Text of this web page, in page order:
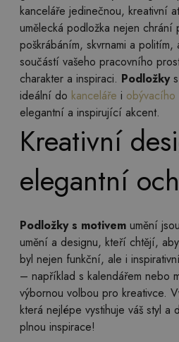
kanceláře jedinečnou, kreativní
umělecká podložka nejen
poškrábáním, skvrnami a
součástí vašeho pracovního
charakter a inspiraci. Podložkys
ideální do kanceláře i
elegantní a inspirující akcent.
Kreativní
elegantní
Podložky s motivem umění
umění a designu, kteří chtějí,
byl nejen funkční, ale i
– například s kalendářem nebo
výbornou volbou pro kreativce.
která nejlépe vystihuje váš styl a
plnou inspirace!